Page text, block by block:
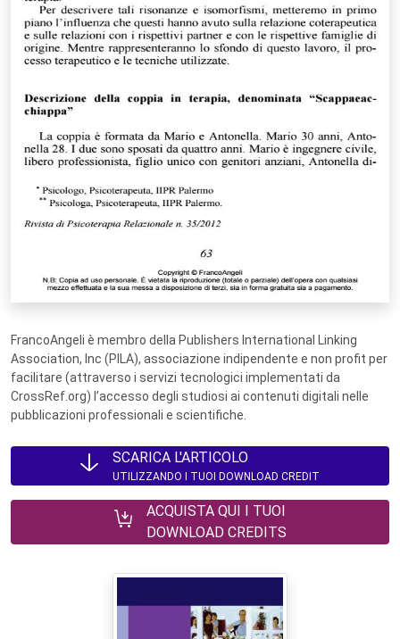
FrancoAngeli è membro della Publishers International Linking
Association, Inc (PILA), associazione indipendente e non profit per
facilitare (attraverso i servizi tecnologici implementati da
CrossRef.org) l’accesso degli studiosi ai contenuti digitali nelle
pubblicazioni professionali e scientifiche.
SCARICA L'ARTICOLO
UTILIZZANDO I TUOI DOWNLOAD CREDIT
ACQUISTA QUI I TUOI
DOWNLOAD CREDITS